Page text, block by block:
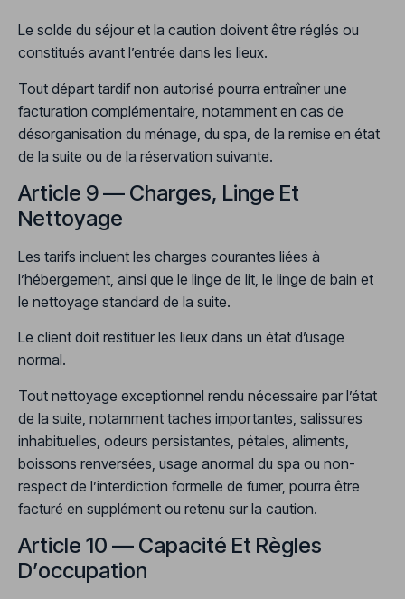
Le solde du séjour et la caution doivent être réglés ou
constitués avant l’entrée dans les lieux.
Tout départ tardif non autorisé pourra entraîner une
facturation complémentaire, notamment en cas de
désorganisation du ménage, du spa, de la remise en état
de la suite ou de la réservation suivante.
Article 9 — Charges, Linge Et
Nettoyage
Les tarifs incluent les charges courantes liées à
l’hébergement, ainsi que le linge de lit, le linge de bain et
le nettoyage standard de la suite.
Le client doit restituer les lieux dans un état d’usage
normal.
Tout nettoyage exceptionnel rendu nécessaire par l’état
de la suite, notamment taches importantes, salissures
inhabituelles, odeurs persistantes, pétales, aliments,
boissons renversées, usage anormal du spa ou non-
respect de l’interdiction formelle de fumer, pourra être
facturé en supplément ou retenu sur la caution.
Article 10 — Capacité Et Règles
D’occupation